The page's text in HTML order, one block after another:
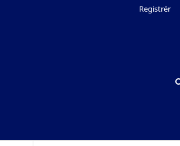
Registrér